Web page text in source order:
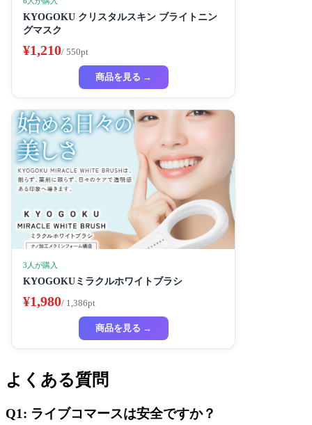
KYOGOKU クリスタルスキン ブライトニン
グマスク
¥1,210/ 550pt
商品を見る →
3人が購入
KYOGOKUミラクルホワイトブラシ
¥1,980/ 1,386pt
商品を見る →
よくある質問
Q1: ライブコマースは安全ですか？